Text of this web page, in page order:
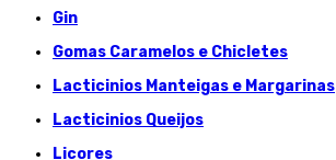
Gin
Gomas Caramelos e Chicletes
Lacticinios Manteigas e Margarinas
Lacticinios Queijos
Licores